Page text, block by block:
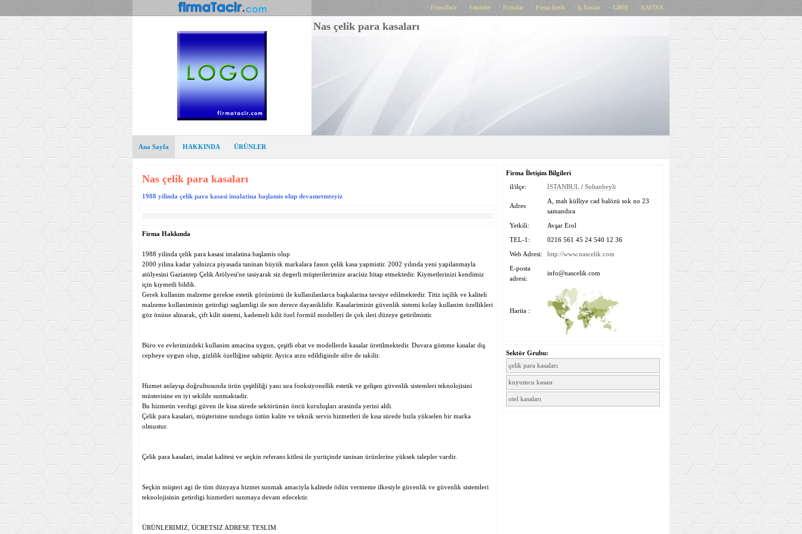
• FirmaTacir • Sektörler • Firmalar • Firma İçerik • İş İlanları • GİRİŞ • KAYDOL
Nas çelik para kasaları
Ana Sayfa HAKKINDA ÜRÜNLER
Nas çelik para kasaları
1988 yilinda çelik para kasasi imalatina başlamis olup devametmteyiz
Firma Hakkında
1988 yilinda çelik para kasasi imalatina başlamis olup
2000 yilina kadar yalnizca piyasada taninan büyük markalara fason çelik kasa yapmistir. 2002 yılında yeni yapilanmayla
atölyesini Gaziantep Çelik Atölyesi'ne tasiyarak siz degerli müşterilerimize aracisiz hitap etmektedir. Kiymetlerinizi kendimiz
için kıymetli bildik.
Gerek kullanim malzeme gerekse estetik görünümü ile kullanilanlarca başkalarina tavsiye edilmektedir. Titiz isçilik ve kaliteli
malzeme kullaniminin getirdigi saglamligi ile son derece dayaniklidir. Kasalarimizin güvenlik sistemi kolay kullanim özellikleri
göz önüne alinarak, çift kilit sistemi, kademeli kilit özel formül modelleri ile çok ileri düzeye getirilmistir.
Büro ve evlerimizdeki kullanim amacina uygun, çeşitli ebat ve modellerde kasalar üretilmektedir. Duvara gömme kasalar dış
cepheye uygun olup, gizlilik özelliğine sahiptir. Ayrica arzu edildiginde sifre de takilir.
Hizmet anlayışı doğrultusunda ürün çeşitliliği yanı sıra fonksiyonellik estetik ve gelişen güvenlik sistemleri teknolojisini
müsterisine en iyi sekilde sunmaktadir.
Bu hizmetin verdigi güven ile kisa sürede sektörünün öncü kuruluşları arasinda yerini aldi.
Çelik para kasalari, müşterisine sundugu üstün kalite ve teknik servis hizmetleri ile kısa sürede hızla yükselen bir marka
olmustur.
Çelik para kasalari, imalat kalitesi ve seçkin referans kitlesi ile yurtiçinde taninan ürünlerine yüksek talepler vardir.
Seçkin müşteri agi ile tüm dünyaya hizmet sunmak amaciyla kalitede ödün vermeme ilkesiyle güvenlik ve güvenlik sistemleri
teknolojisinin getirdigi hizmetleri sunmaya devam edecektir.
ÜRÜNLERIMIZ, ÜCRETSIZ ADRESE TESLIM
Firma İletişim Bilgileri
il/ilçe:
İSTANBUL / Sultanbeyli
Adres
A, mah külliye cad balözü sok no 23
samandıra
Yetkili:
Avşar Erol
TEL-1:
0216 561 45 24 540 12 36
Web Adresi:
http://www.nascelik.com
E-posta
adresi:
info@nascelik.com
Harita :
Sektör Grubu:
çelik para kasaları
kuyumcu kasası
otel kasaları